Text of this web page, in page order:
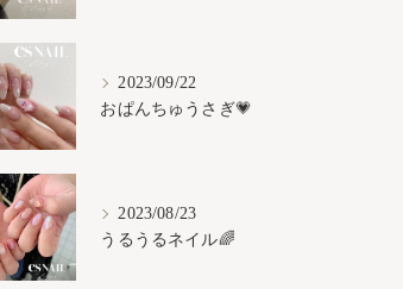
2023/09/22
おぱんちゅうさぎ💗
2023/08/23
うるうるネイル🌈